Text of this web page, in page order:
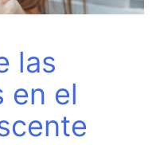
las
en el